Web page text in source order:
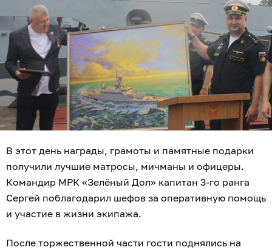
В этот день награды, грамоты и памятные подарки
получили лучшие матросы, мичманы и офицеры.
Командир МРК «Зелёный Дол» капитан 3-го ранга
Сергей поблагодарил шефов за оперативную помощь
и участие в жизни экипажа.
После торжественной части гости поднялись на